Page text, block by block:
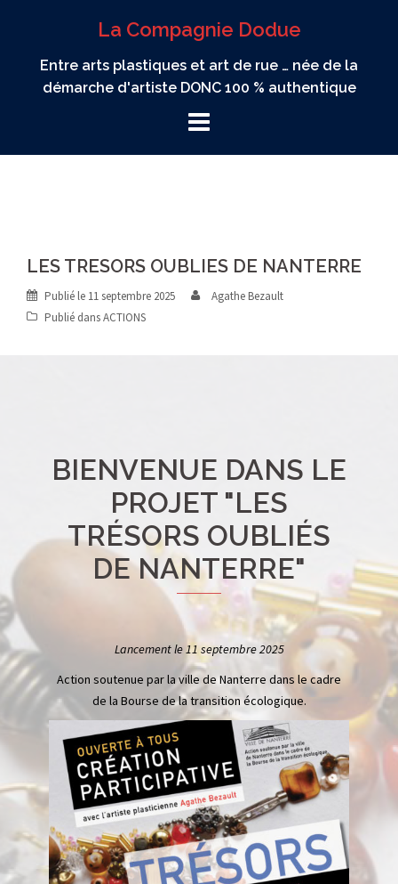
La Compagnie Dodue
Entre arts plastiques et art de rue … née de la
démarche d'artiste DONC 100 % authentique
LES TRESORS OUBLIES DE NANTERRE
Publié le 11 septembre 2025
Agathe Bezault
Publié dansACTIONS
BIENVENUE DANS LE
PROJET "LES
TRÉSORS OUBLIÉS
DE NANTERRE"
Lancement le 11 septembre 2025
Action soutenue par la ville de Nanterre dans le cadre
de la Bourse de la transition écologique.